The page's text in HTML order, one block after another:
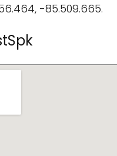
-85.509.665.